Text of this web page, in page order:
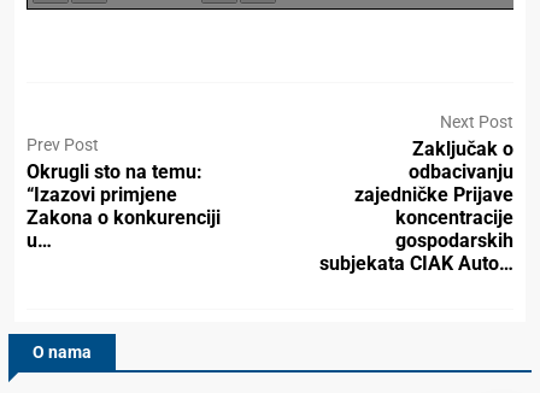
Prev Post
Okrugli sto na temu:
“Izazovi primjene
Zakona o konkurenciji
u…
Next Post
Zaključak o
odbacivanju
zajedničke Prijave
koncentracije
gospodarskih
subjekata CIAK Auto…
O nama